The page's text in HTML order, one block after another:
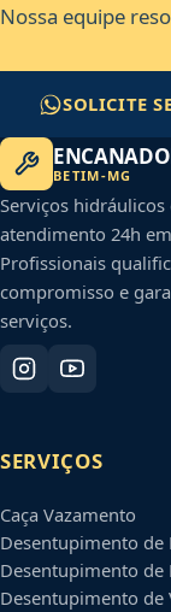
Nossa equipe
SOLICITE
BETIM-MG
Serviços
atendimento 24h em
Profissionais
compromisso e
serviços.
SERVIÇOS
Caça Vazamento
Desentupimento de
Desentupimento de
Desentupimento de